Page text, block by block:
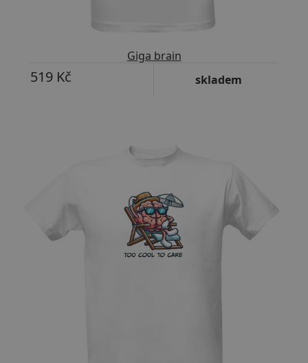
Giga brain
519 Kč skladem
Přizpůsobitelný motiv